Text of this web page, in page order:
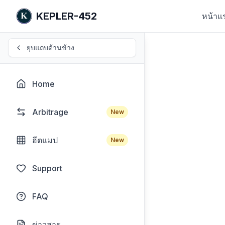
KEPLER-452 หน้าแ
ยุบแถบด้านข้าง
Home
Arbitrage New
ฮีตแมป New
Support
FAQ